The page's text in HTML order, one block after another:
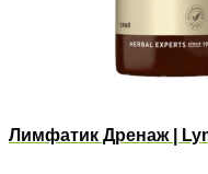
Лимфатик Дренаж |